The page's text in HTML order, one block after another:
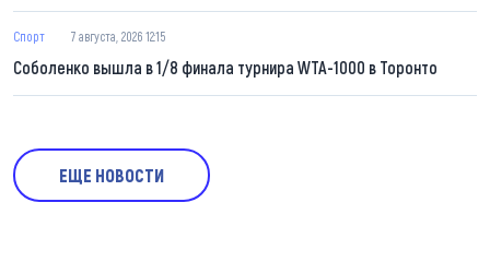
Спорт 7 августа, 2026 12:15
Соболенко вышла в 1/8 финала турнира WTA-1000 в Торонто
ЕЩЕ НОВОСТИ